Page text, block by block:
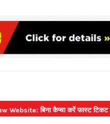
बिना कैप्चा करें फास्ट टिकट बुकिंग